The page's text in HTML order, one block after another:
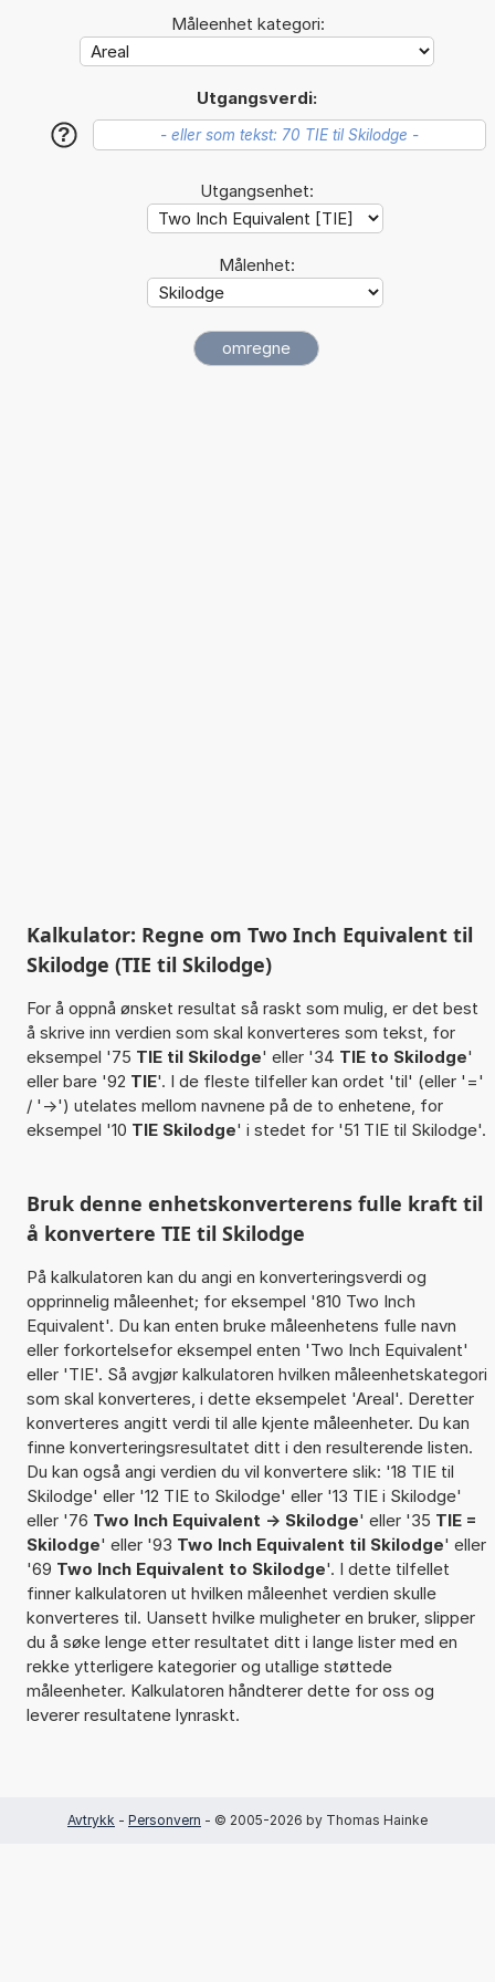
Måleenhet kategori:
Utgangsverdi:
?
Utgangsenhet:
Målenhet:
Kalkulator: Regne om Two Inch Equivalent til
Skilodge (TIE til Skilodge)
For å oppnå ønsket resultat så raskt som mulig, er det best
å skrive inn verdien som skal konverteres som tekst, for
eksempel '75 TIE til Skilodge' eller '34 TIE to Skilodge'
eller bare '92 TIE'. I de fleste tilfeller kan ordet 'til' (eller '='
/ '->') utelates mellom navnene på de to enhetene, for
eksempel '10 TIE Skilodge' i stedet for '51 TIE til Skilodge'.
Bruk denne enhetskonverterens fulle kraft til
å konvertere TIE til Skilodge
På kalkulatoren kan du angi en konverteringsverdi og
opprinnelig måleenhet; for eksempel '810 Two Inch
Equivalent'. Du kan enten bruke måleenhetens fulle navn
eller forkortelsefor eksempel enten 'Two Inch Equivalent'
eller 'TIE'. Så avgjør kalkulatoren hvilken måleenhetskategori
som skal konverteres, i dette eksempelet 'Areal'. Deretter
konverteres angitt verdi til alle kjente måleenheter. Du kan
finne konverteringsresultatet ditt i den resulterende listen.
Du kan også angi verdien du vil konvertere slik: '18 TIE til
Skilodge' eller '12 TIE to Skilodge' eller '13 TIE i Skilodge'
eller '76 Two Inch Equivalent -> Skilodge' eller '35 TIE =
Skilodge' eller '93 Two Inch Equivalent til Skilodge' eller
'69 Two Inch Equivalent to Skilodge'. I dette tilfellet
finner kalkulatoren ut hvilken måleenhet verdien skulle
konverteres til. Uansett hvilke muligheter en bruker, slipper
du å søke lenge etter resultatet ditt i lange lister med en
rekke ytterligere kategorier og utallige støttede
måleenheter. Kalkulatoren håndterer dette for oss og
leverer resultatene lynraskt.
Avtrykk - Personvern - © 2005-2026 by Thomas Hainke